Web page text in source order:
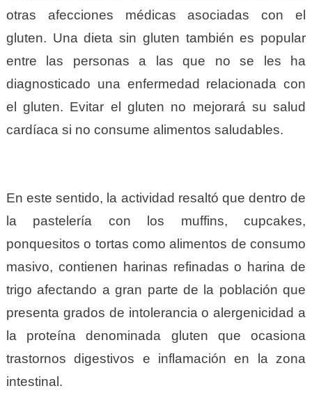
otras afecciones médicas asociadas con el
gluten. Una dieta sin gluten también es popular
entre las personas a las que no se les ha
diagnosticado una enfermedad relacionada con
el gluten. Evitar el gluten no mejorará su salud
cardíaca si no consume alimentos saludables.
En este sentido, la actividad resaltó que dentro de
la pastelería con los muffins, cupcakes,
ponquesitos o tortas como alimentos de consumo
masivo, contienen harinas refinadas o harina de
trigo afectando a gran parte de la población que
presenta grados de intolerancia o alergenicidad a
la proteína denominada gluten que ocasiona
trastornos digestivos e inflamación en la zona
intestinal.